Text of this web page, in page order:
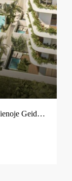
Šiuolaikinis Apartamentų Kompleksas Vienoje Geidžiamiausių Balio Vietų